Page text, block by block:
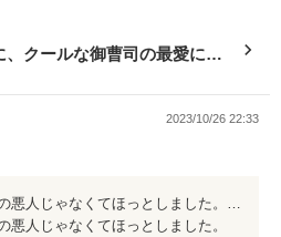
クールな御曹司の最愛につ
ラシリーズ】
2023/10/26 22:33
悪人じゃなくてほっとしました。